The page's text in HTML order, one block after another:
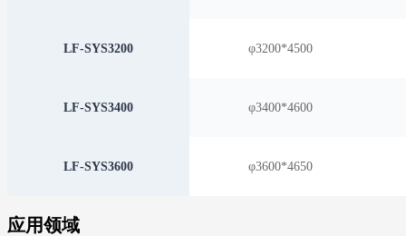
LF-SYS3200 φ3200*4500
LF-SYS3400 φ3400*4600
LF-SYS3600 φ3600*4650
应用领域